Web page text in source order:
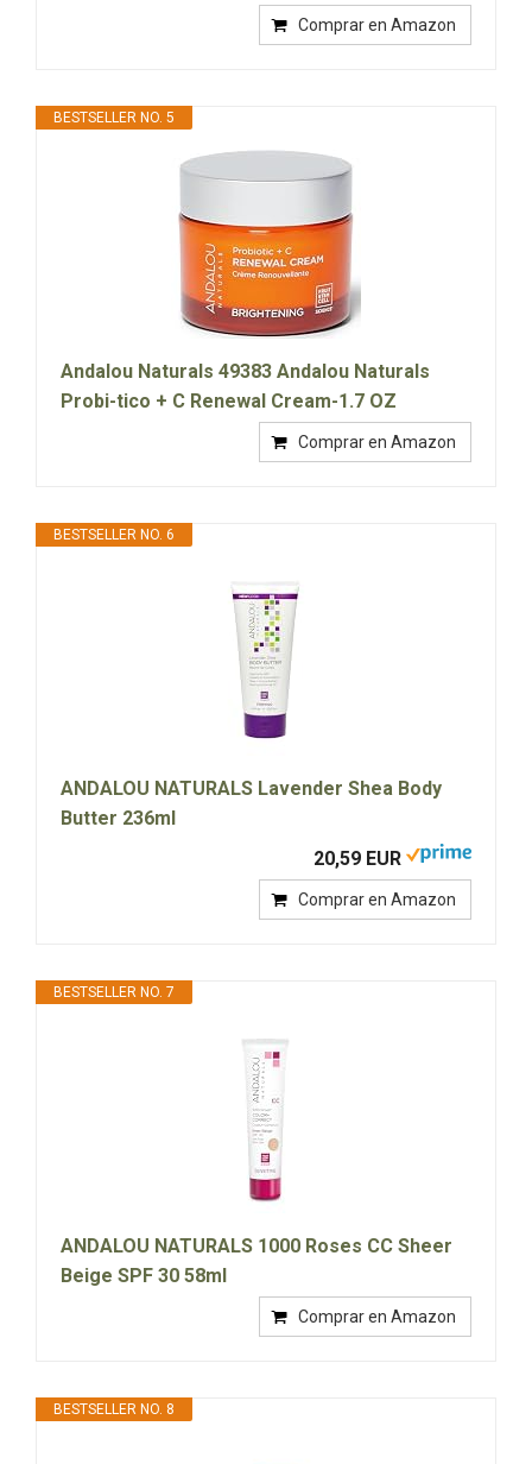
Comprar en Amazon
BESTSELLER NO. 5
Andalou Naturals 49383 Andalou Naturals
Probi-tico + C Renewal Cream-1.7 OZ
Comprar en Amazon
BESTSELLER NO. 6
ANDALOU NATURALS Lavender Shea Body
Butter 236ml
20,59 EUR
Comprar en Amazon
BESTSELLER NO. 7
ANDALOU NATURALS 1000 Roses CC Sheer
Beige SPF 30 58ml
Comprar en Amazon
BESTSELLER NO. 8